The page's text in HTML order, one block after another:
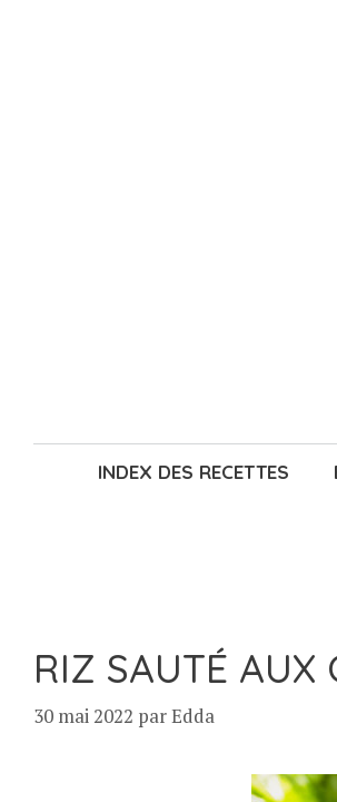
INDEX DES RECETTES
RIZ SAUTÉ AUX
30 mai 2022 parEdda